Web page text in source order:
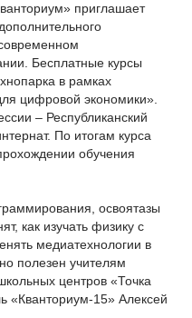
приглашает
Бесплатные курсы
в рамках
цифровой экономики».
– Республиканский
По итогам курса
обучения
освоятазы
как изучать физику с
медиатехнологии в
полезен учителям
центров «Точка
«Кванториум-15» Алексей